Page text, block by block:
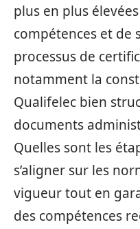
plus en plus
compétences et de
processus de
notamment la
Qualifelec bien
documents
Quelles sont les
s’aligner sur les
vigueur tout en
des compétences